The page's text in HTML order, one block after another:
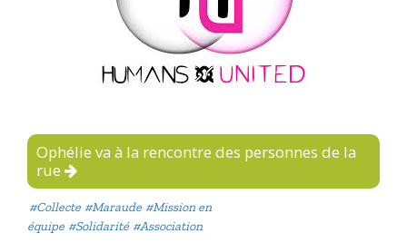
Ophélie va à la rencontre des personnes de la
rue
#Collecte #Maraude #Mission en
équipe #Solidarité #Association